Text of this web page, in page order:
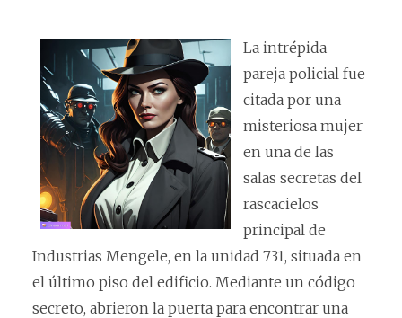
La intrépida
pareja policial fue
citada por una
misteriosa mujer
en una de las
salas secretas del
rascacielos
principal de
Industrias Mengele, en la unidad 731, situada en
el último piso del edificio. Mediante un código
secreto, abrieron la puerta para encontrar una